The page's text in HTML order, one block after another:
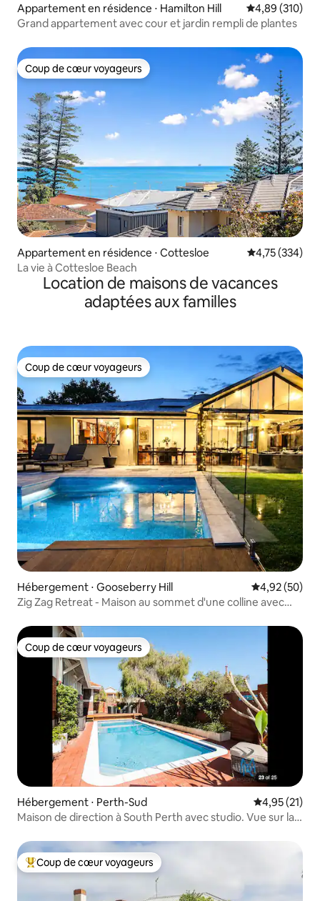
Appartement en résidence ⋅ Hamilton Hill Évaluation
4,89 (310)
Grand appartement avec cour et jardin rempli de plantes
Coup de cœur voyageurs
Coup de cœur voyageurs
Appartement en résidence ⋅ Cottesloe Évaluation
4,75 (334)
La vie à Cottesloe Beach
Location de maisons de vacances
adaptées aux familles
Coup de cœur voyageurs
Coup de cœur voyageurs
Hébergement ⋅ Gooseberry Hill Évaluation
4,92 (50)
Zig Zag Retreat - Maison au sommet d'une colline avec
Coup de cœur voyageurs
Coup de cœur voyageurs
Hébergement ⋅ Perth-Sud Évaluation
4,95 (21)
Maison de direction à South Perth avec studio. Vue sur la
Coups de cœur voyageurs les plus appréciés
Coup de cœur voyageurs